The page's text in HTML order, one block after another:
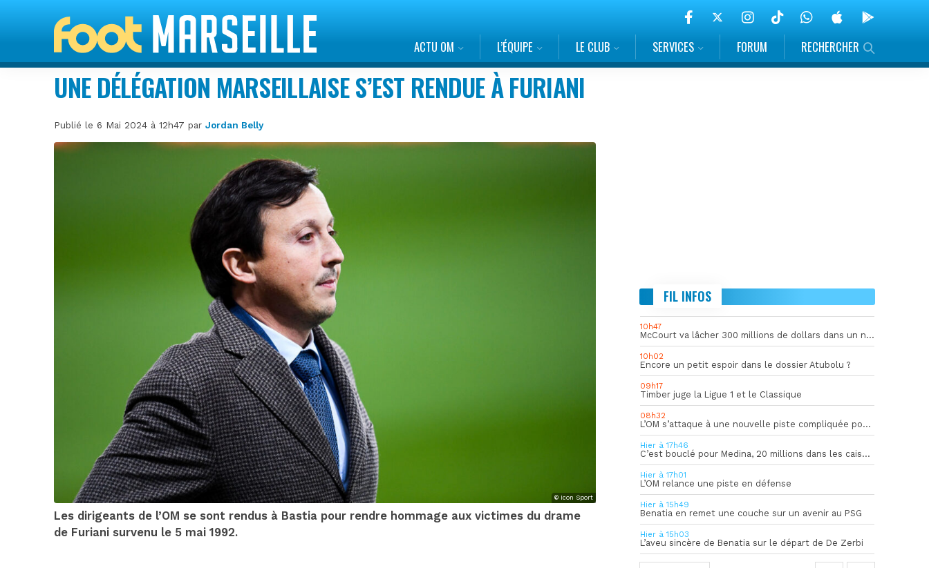
ACTU OM L’ÉQUIPE LE CLUB SERVICES FORUM RECHERCHER
UNE DÉLÉGATION MARSEILLAISE S’EST RENDUE À FURIANI
Publié le 6 Mai 2024 à 12h47 parJordan Belly
© Icon Sport
Les dirigeants de l’OM se sont rendus à Bastia pour rendre hommage aux victimes du drame
de Furiani survenu le 5 mai 1992.
FIL INFOS
10h47
McCourt va lâcher 300 millions de dollars dans un nouveau projet
10h02
Encore un petit espoir dans le dossier Atubolu ?
09h17
Timber juge la Ligue 1 et le Classique
08h32
L’OM s’attaque à une nouvelle piste compliquée pour la succession de Rulli
Hier à 17h46
C’est bouclé pour Medina, 20 millions dans les caisses de l’OM
Hier à 17h01
L’OM relance une piste en défense
Hier à 15h49
Benatia en remet une couche sur un avenir au PSG
Hier à 15h03
L’aveu sincère de Benatia sur le départ de De Zerbi